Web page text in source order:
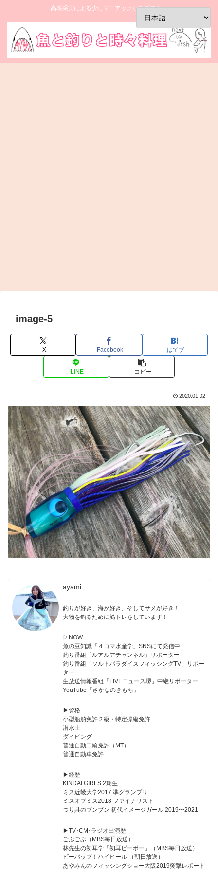
高本采実による少しマニアックな魚ブログ。
image-5
X Facebook はてブ
LINE コピー
2020.01.02
ayami
釣りが好き、海が好き、そしてサメが好き！
大物を釣るために筋トレをしています！
▷NOW
魚の豆知識「４コマ水産学」SNSにて発信中
釣り番組「ルアルアチャンネル」リポーター
釣り番組「ソルトパラダイスフィッシングTV」リポー
ター
生放送情報番組「LIVEニュース堺」中継リポーター
YouTube「さかなのきもち」
▶︎資格
小型船舶免許２級・特定操縦免許
潜水士
ダイビング
普通自動二輪免許（MT）
普通自動車免許
▶︎経歴
KINDAI GIRLS 2期生
ミス近畿大学2017 準グランプリ
ミスオブミス2018 ファイナリスト
つり具のブンブン 初代イメージガール 2019〜2021
▶︎TV･CM･ラジオ出演歴
ごぶごぶ（MBS毎日放送）
林先生の初耳学「初耳ピーポー」（MBS毎日放送）
ビーバップ！ハイヒール （朝日放送）
あやみんのフィッシングショー大阪2019突撃レポート